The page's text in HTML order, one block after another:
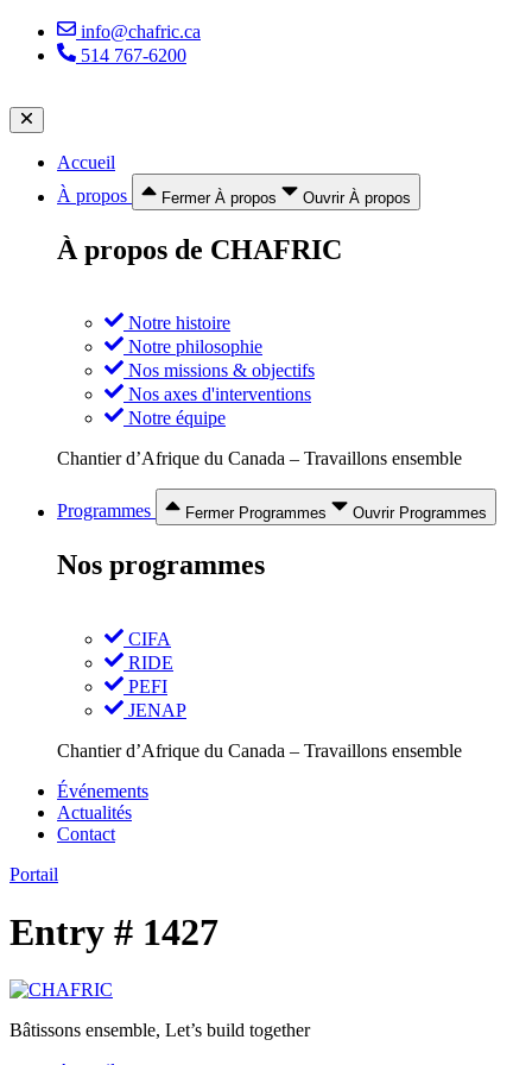
Aller
info@chafric.ca
514 767-6200
Accueil
À propos
Fermer À propos Ouvrir À propos
À propos de CHAFRIC
Notre histoire
Notre philosophie
Nos missions & objectifs
Nos axes d'interventions
Notre équipe
Chantier d’Afrique du Canada – Travaillons ensemble
Programmes Fermer Programmes Ouvrir Programmes
Nos programmes
CIFA
RIDE
PEFI
JENAP
Chantier d’Afrique du Canada – Travaillons ensemble
Événements
Actualités
Contact
Portail
Entry # 1427
Bâtissons ensemble, Let’s build together